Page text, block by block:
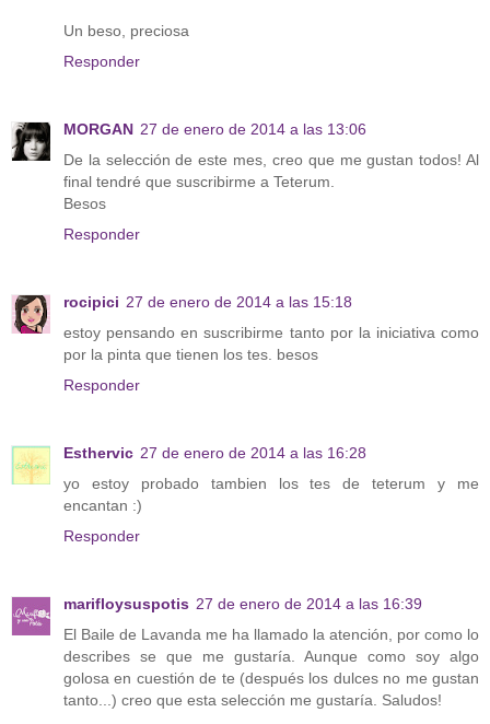
Un beso, preciosa
Responder
MORGAN 27 de enero de 2014 a las 13:06
De la selección de este mes, creo que me gustan todos! Al
final tendré que suscribirme a Teterum.
Besos
Responder
rocipici 27 de enero de 2014 a las 15:18
estoy pensando en suscribirme tanto por la iniciativa como
por la pinta que tienen los tes. besos
Responder
Esthervic 27 de enero de 2014 a las 16:28
yo estoy probado tambien los tes de teterum y me
encantan :)
Responder
marifloysuspotis 27 de enero de 2014 a las 16:39
El Baile de Lavanda me ha llamado la atención, por como lo
describes se que me gustaría. Aunque como soy algo
golosa en cuestión de te (después los dulces no me gustan
tanto...) creo que esta selección me gustaría. Saludos!